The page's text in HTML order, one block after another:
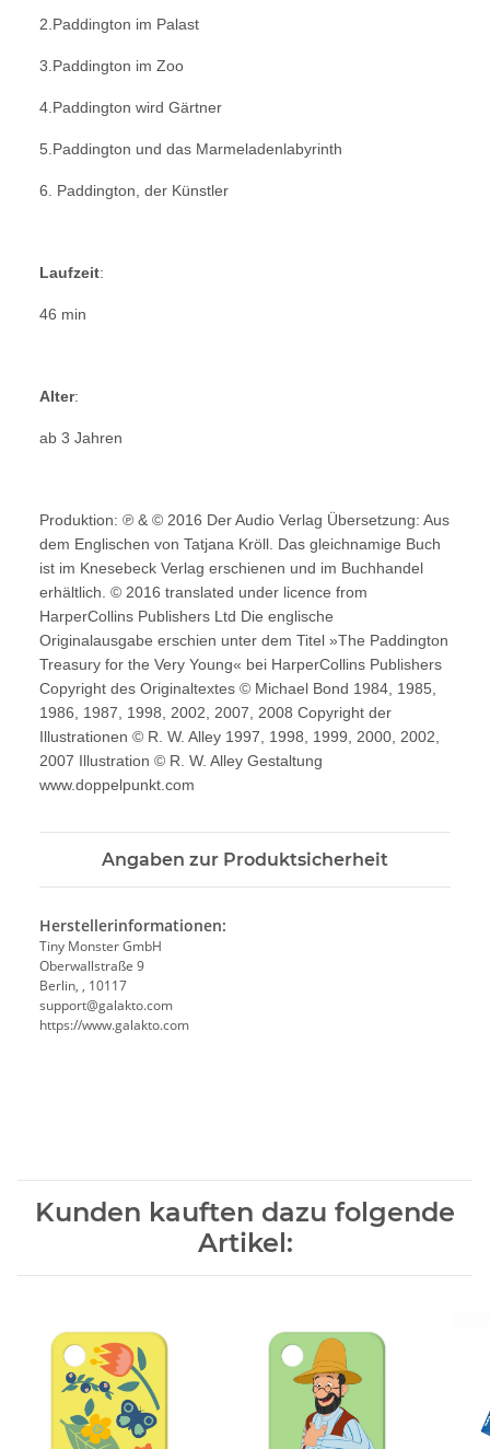
2.Paddington im Palast
3.Paddington im Zoo
4.Paddington wird Gärtner
5.Paddington und das Marmeladenlabyrinth
6. Paddington, der Künstler
Laufzeit:
46 min
Alter:
ab 3 Jahren
Produktion: ℗ & © 2016 Der Audio Verlag Übersetzung: Aus
dem Englischen von Tatjana Kröll. Das gleichnamige Buch
ist im Knesebeck Verlag erschienen und im Buchhandel
erhältlich. © 2016 translated under licence from
HarperCollins Publishers Ltd Die englische
Originalausgabe erschien unter dem Titel »The Paddington
Treasury for the Very Young« bei HarperCollins Publishers
Copyright des Originaltextes © Michael Bond 1984, 1985,
1986, 1987, 1998, 2002, 2007, 2008 Copyright der
Illustrationen © R. W. Alley 1997, 1998, 1999, 2000, 2002,
2007 Illustration © R. W. Alley Gestaltung
www.doppelpunkt.com
Angaben zur Produktsicherheit
Herstellerinformationen:
Tiny Monster GmbH
Oberwallstraße 9
Berlin, , 10117
support@galakto.com
https://www.galakto.com
Kunden kauften dazu folgende
Artikel: